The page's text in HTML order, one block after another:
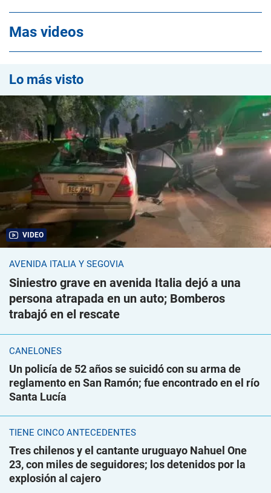
Mas videos
Lo más visto
VIDEO
AVENIDA ITALIA Y SEGOVIA
Siniestro grave en avenida Italia dejó a una
persona atrapada en un auto; Bomberos
trabajó en el rescate
CANELONES
Un policía de 52 años se suicidó con su arma de
reglamento en San Ramón; fue encontrado en el río
Santa Lucía
TIENE CINCO ANTECEDENTES
Tres chilenos y el cantante uruguayo Nahuel One
23, con miles de seguidores; los detenidos por la
explosión al cajero